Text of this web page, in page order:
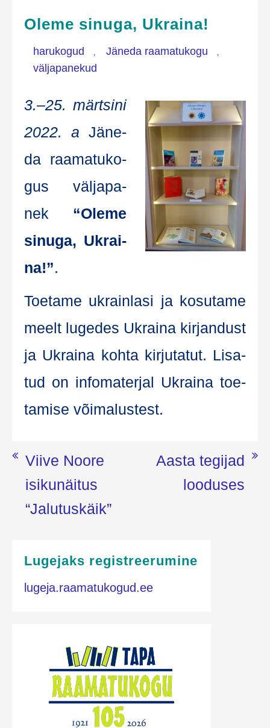
Oleme sinuga, Ukraina!
harukogud Jäneda raamatukogu
väljapanekud
3.–25. märt­si­ni
2022. a Jäne­
da raa­ma­tu­ko­
gus väl­ja­pa­
nek “Ole­me
sinu­ga, Ukrai­
na!”.
Toe­ta­me ukrain­lasi ja kosu­ta­me
meelt luge­des Ukrai­na kir­jan­dust
ja Ukrai­na koh­ta kir­ju­ta­tut. Lisa­
tud on info­ma­ter­jal Ukrai­na toe­
ta­mise võimalustest.
Navigeerimine
Viive Noore
isikunäitus
“Jalutuskäik”
Aasta tegijad
looduses
Lugejaks registreerumine
lugeja.raamatukogud.ee